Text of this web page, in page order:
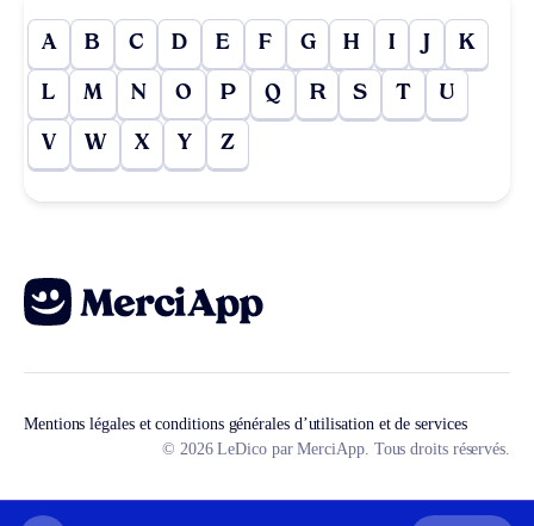
A B C D E F G H I J K
L M N O P Q R S T U
V W X Y Z
Mentions légales et conditions générales d’utilisation et de services
© 2026 LeDico par MerciApp. Tous droits réservés.